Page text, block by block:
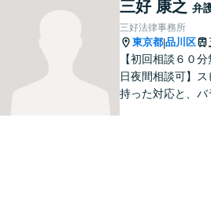
三好 康之 弁
三好法律事務所
東京都|品川区
【初回相談６０
日夜間相談可】
持った対応と、バ